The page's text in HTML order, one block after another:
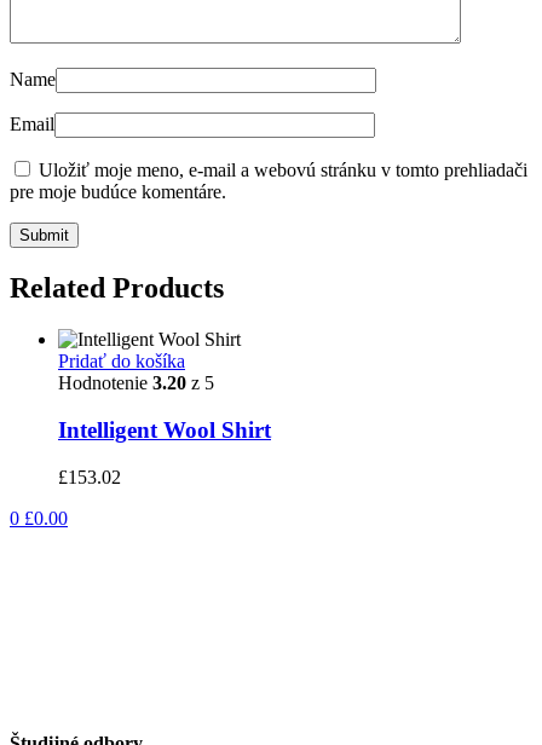
Name
Email
Uložiť moje meno, e-mail a webovú stránku v tomto prehliadači
pre moje budúce komentáre.
Submit
Related Products
Pridať do košíka
Hodnotenie 3.20 z 5
Intelligent Wool Shirt
£153.02
0 £0.00